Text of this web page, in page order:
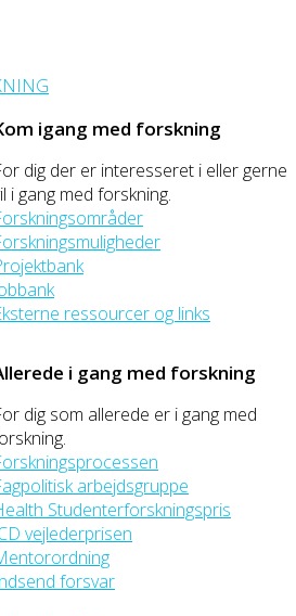
igang med forskning
dig der er interesseret i eller gerne
i gang med forskning.
ressourcer og links
i gang med forskning
dig som allerede er i gang med
arbejdsgruppe
Studenterforskningspris
vejlederprisen
forsvar